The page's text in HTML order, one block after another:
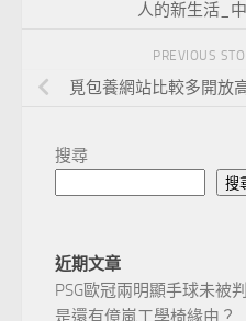
人的新生活_
PREVIOUS
覓包養網站比較多開放
搜尋
搜
近期文章
PSG歐冠兩明顯手球未被
是還有億嵐工學椅緣由？